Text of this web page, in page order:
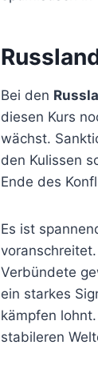
Bei den
diesen Kurs
wächst.
den Kulissen
Ende des
Es ist
Verbündete
ein starkes
kämpfen
stabileren